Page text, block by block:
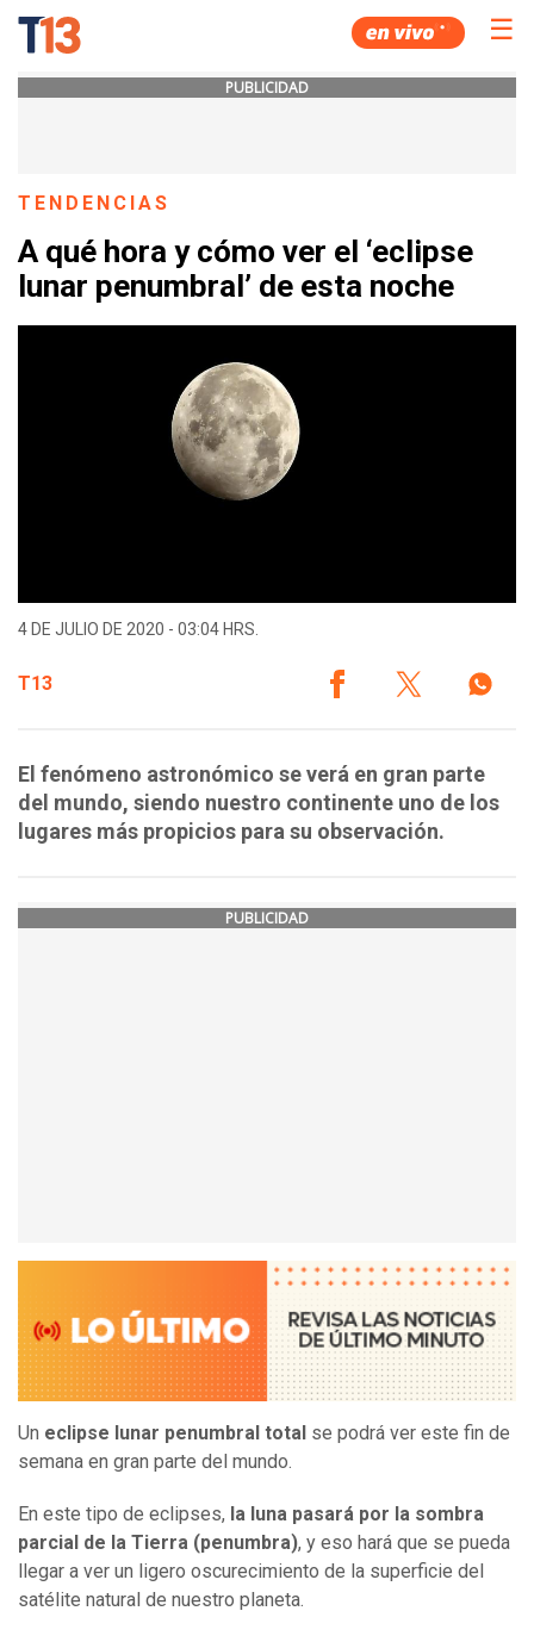
☰
PUBLICIDAD
TENDENCIAS
A qué hora y cómo ver el ‘eclipse
lunar penumbral’ de esta noche
4 DE JULIO DE 2020 - 03:04 HRS.
T13
El fenómeno astronómico se verá en gran parte
del mundo, siendo nuestro continente uno de los
lugares más propicios para su observación.
PUBLICIDAD
Un eclipse lunar penumbral total se podrá ver este fin de
semana en gran parte del mundo.
En este tipo de eclipses, la luna pasará por la sombra
parcial de la Tierra (penumbra), y eso hará que se pueda
llegar a ver un ligero oscurecimiento de la superficie del
satélite natural de nuestro planeta.